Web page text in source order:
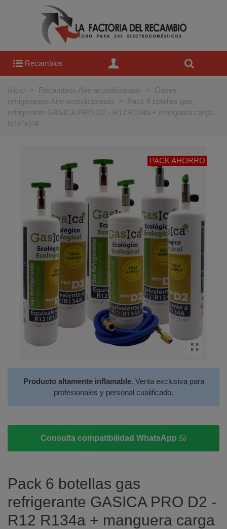
Recambios
Inicio > Recambios Aire acondicionado >
Gases
refrigerantes Aire acondicionado
>
Pack 6 botellas gas
refrigerante GASICA PRO D2 - R12 R134a + manguera carga
5/16"x1/4"
PACK AHORRO
Producto altamente inflamable. Venta exclusiva para
profesionales y personal cualificado.
Consulta compatibilidad WhatsApp
Pack 6 botellas gas
refrigerante GASICA PRO D2 -
R12 R134a + manguera carga